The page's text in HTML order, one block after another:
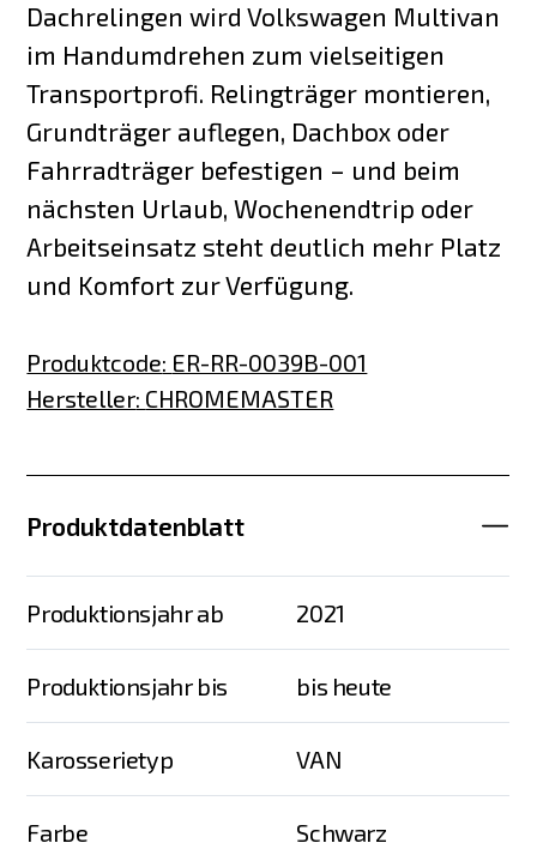
Dachrelingen wird Volkswagen Multivan
im Handumdrehen zum vielseitigen
Transportprofi. Relingträger montieren,
Grundträger auflegen, Dachbox oder
Fahrradträger befestigen – und beim
nächsten Urlaub, Wochenendtrip oder
Arbeitseinsatz steht deutlich mehr Platz
und Komfort zur Verfügung.
Produktcode: ER-RR-0039B-001
Hersteller: CHROMEMASTER
Produktdatenblatt
Produktionsjahr ab 2021
Produktionsjahr bis bis heute
Karosserietyp VAN
Farbe Schwarz